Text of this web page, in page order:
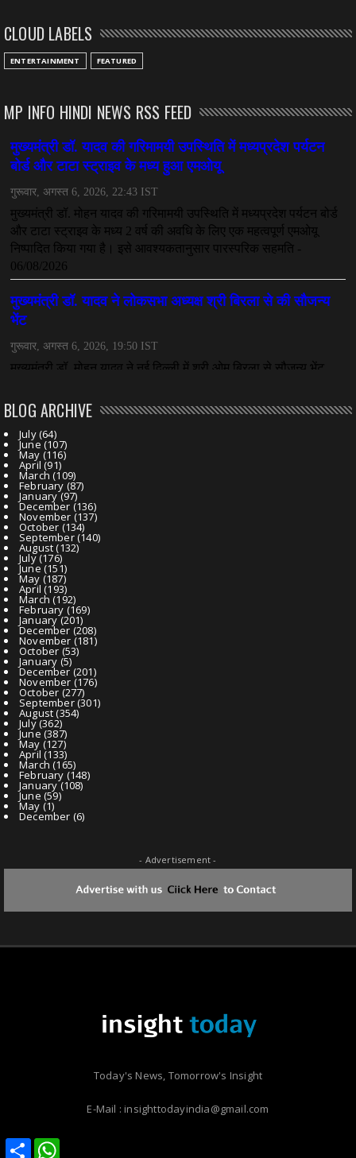
Share
Share
July 08, 2026
CHHATTISGARH
महादेव ऐप केस में बड़ा एक्शन, सौरभ चंद्राकर हिरासत में
July 08, 2026
CHHATTISGARH
तीजन बाई को याद करेगा छत्तीसगढ़ का लोक कला जगत
July 07, 2026
CLOUD LABELS
ENTERTAINMENT FEATURED
MP INFO HINDI NEWS RSS FEED
BLOG ARCHIVE
July(64)
June(107)
May (116)
April (91)
March (109)
February (87)
January(97)
December (136)
November (137)
October (134)
September(140)
August(132)
July(176)
June(151)
May (187)
April (193)
March (192)
February (169)
January(201)
December (208)
November (181)
October (53)
January (5)
December(201)
November (176)
October (277)
September(301)
August(354)
July(362)
June(387)
May (127)
April (133)
March (165)
February (148)
January(108)
June (59)
May (1)
December (6)
- Advertisement -
Today's News, Tomorrow's Insight
E-Mail : insighttodayindia@gmail.com